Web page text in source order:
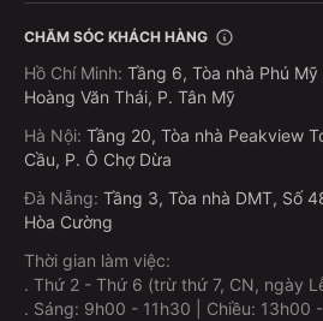
CHĂM SÓC KHÁCH HÀNG
Hồ Chí Minh: Tầng 6, Tòa nhà Phú
Hoàng Văn Thái, P. Tân Mỹ
Hà Nội: Tầng 20, Tòa nhà Peakview
Cầu, P. Ô Chợ Dừa
Đà Nẵng: Tầng 3, Tòa nhà DMT, Số
Hòa Cường
Thời gian làm việc:
. Thứ 2 - Thứ 6 (trừ thứ 7, CN, ngày
. Sáng: 9h00 - 11h30 | Chiều: 13h00